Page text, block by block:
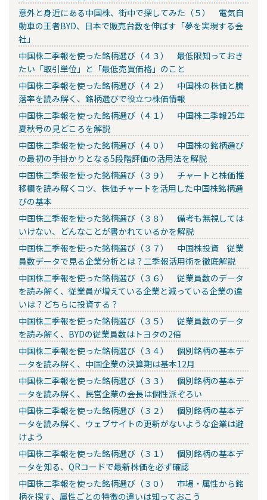
意外と身近にある中国株、街中で探してみた（５） 電気自
動車の王者BYD、日本で販売台数を伸ばす「夢を実現する会
社」
中国株二季報を使った銘柄選び（４３） 最低限知っておき
たい「取引単位」と「最低売買価格」のこと
中国株二季報を使った銘柄選び（４２） 中国株の株価と騰
落率を読み解く、銘柄選びで役立つ株価情報
中国株二季報を使った銘柄選び（４１） 中国株二季報25年
夏秋号の見どころを解説
中国株二季報を使った銘柄選び（４０） 中国株の銘柄選び
の最初の手掛かりとなる5段階評価の活用法を解説
中国株二季報を使った銘柄選び（３９） チャートと株価推
移欄を読み解くコツ、株価チャートを活用した中国株銘柄選
びの基本
中国株二季報を使った銘柄選び（３８） 備考も無視しては
いけない、どんなことが書かれているかを解説
中国株二季報を使った銘柄選び（３７） 中国株投資 従業
員数データで見る企業分析とは？二季報活用術を徹底解説
中国株二季報を使った銘柄選び（３６） 従業員数のデータ
を読み解く、従業員が増えている企業と減っている企業の違
いは？どちらに投資する？
中国株二季報を使った銘柄選び（３５） 従業員数のデータ
を読み解く、BYDの従業員数はトヨタの2倍
中国株二季報を使った銘柄選び（３４） 個別銘柄の基本デ
ータを読み解く、中国企業の決算期は基本12月
中国株二季報を使った銘柄選び（３３） 個別銘柄の基本デ
ータを読み解く、民営企業の会長は個性派ぞろい
中国株二季報を使った銘柄選び（３２） 個別銘柄の基本デ
ータを読み解く、ウェブサイトの更新がないような企業は避
けよう
中国株二季報を使った銘柄選び（３１） 個別銘柄の基本デ
ータを知る、QRコードで最新株価を必ず確認
中国株二季報を使った銘柄選び（３０） 市場・属性から銘
柄を探す、属性ごとの特徴の違いは知っておこう